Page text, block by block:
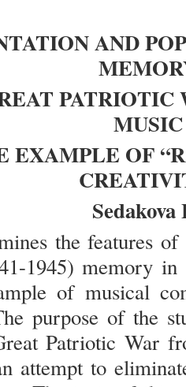
AND
MUSIC
EXAMPLE OF
Sedakova
the features
1945) memory
of musical
purpose of the
Patriotic War
attempt to